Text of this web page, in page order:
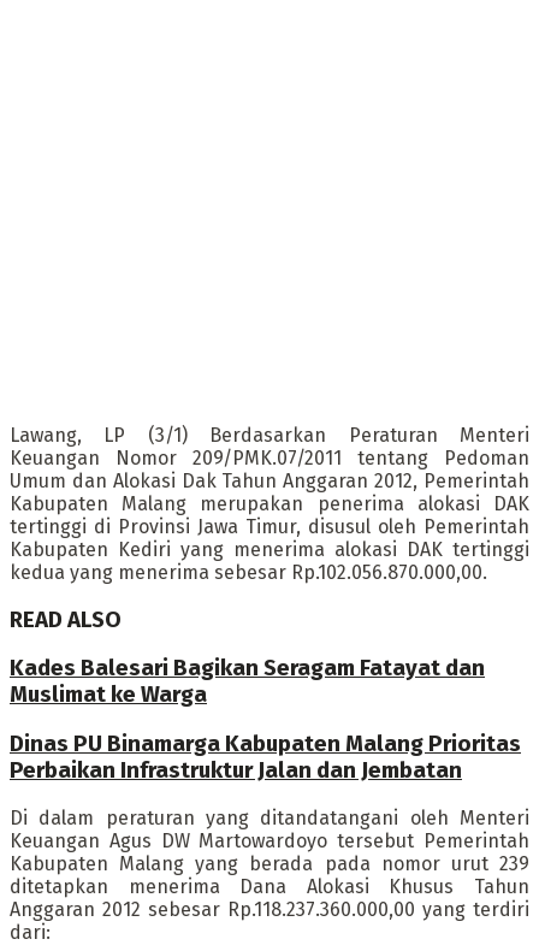
Lawang, LP (3/1) Berdasarkan Peraturan Menteri
Keuangan Nomor 209/PMK.07/2011 tentang Pedoman
Umum dan Alokasi Dak Tahun Anggaran 2012, Pemerintah
Kabupaten Malang merupakan penerima alokasi DAK
tertinggi di Provinsi Jawa Timur, disusul oleh Pemerintah
Kabupaten Kediri yang menerima alokasi DAK tertinggi
kedua yang menerima sebesar Rp.102.056.870.000,00.
READ ALSO
Kades Balesari Bagikan Seragam Fatayat dan
Muslimat ke Warga
Dinas PU Binamarga Kabupaten Malang Prioritas
Perbaikan Infrastruktur Jalan dan Jembatan
Di dalam peraturan yang ditandatangani oleh Menteri
Keuangan Agus DW Martowardoyo tersebut Pemerintah
Kabupaten Malang yang berada pada nomor urut 239
ditetapkan menerima Dana Alokasi Khusus Tahun
Anggaran 2012 sebesar Rp.118.237.360.000,00 yang terdiri
dari: